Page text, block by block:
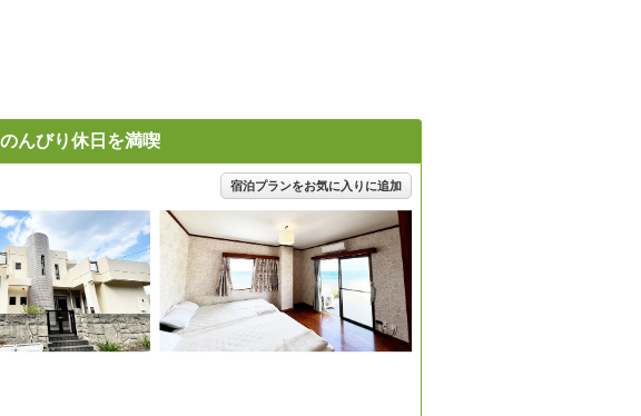
んびり休日を満喫
宿泊プランをお気に入りに追加